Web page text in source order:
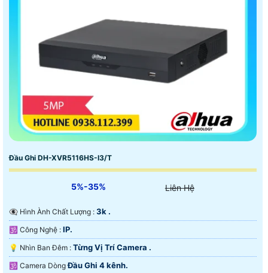
Đầu Ghi DH-XVR5116HS-I3/T
5%-35% Liên Hệ
👁️‍🗨 Hình Ành Chất Lượng : 3k .
🕉️ Công Nghệ : IP.
💡 Nhìn Ban Đêm : Từng Vị Trí Camera .
🕉️ Camera DòngĐầu Ghi 4 kênh.